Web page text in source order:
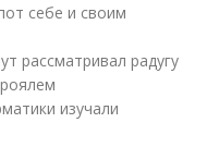
себе и своим
рассматривал радугу
изучали